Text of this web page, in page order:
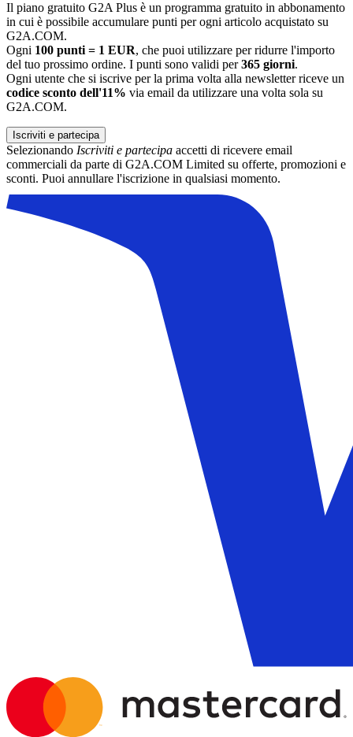
Il piano gratuito G2A Plus è un programma gratuito in abbonamento
in cui è possibile accumulare punti per ogni articolo acquistato su
G2A.COM.
Ogni 100 punti = 1 EUR, che puoi utilizzare per ridurre l'importo
del tuo prossimo ordine. I punti sono validi per365 giorni.
Ogni utente che si iscrive per la prima volta alla newsletter riceve un
codice sconto dell'11% via email da utilizzare una volta sola su
G2A.COM.
Iscriviti e partecipa
Selezionando Iscriviti e partecipa accetti di ricevere email
commerciali da parte di G2A.COM Limited su offerte, promozioni e
sconti. Puoi annullare l'iscrizione in qualsiasi momento.